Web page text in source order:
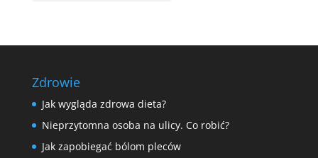
Zdrowie
Jak wygląda zdrowa dieta?
Nieprzytomna osoba na ulicy. Co robić?
Jak zapobiegać bólom pleców